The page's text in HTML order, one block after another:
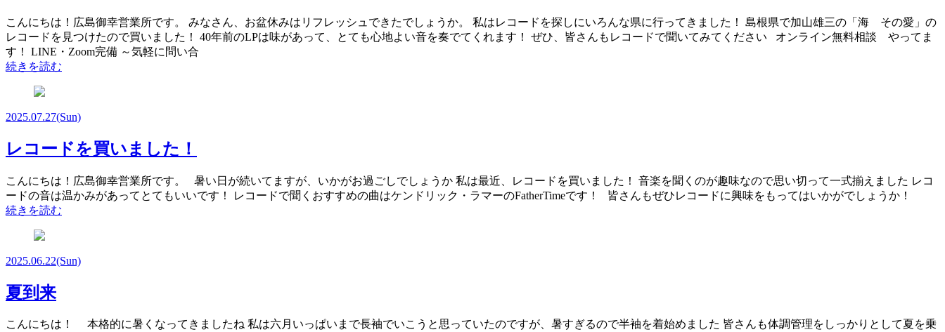
こんにちは！広島御幸営業所です。 みなさん、お盆休みはリフレッシュできたでしょうか。 私はレコードを探しにいろんな県に行ってきました！ 島根県で加山雄三の「海 その愛」の
レコードを見つけたので買いました！ 40年前のLPは味があって、とても心地よい音を奏でてくれます！ ぜひ、皆さんもレコードで聞いてみてください オンライン無料相談 やってま
す！ LINE・Zoom完備 ～気軽に問い合
続きを読む
2025.07.27(Sun)
レコードを買いました！
こんにちは！広島御幸営業所です。 暑い日が続いてますが、いかがお過ごしでしょうか 私は最近、レコードを買いました！ 音楽を聞くのが趣味なので思い切って一式揃えました レコ
ードの音は温かみがあってとてもいいです！ レコードで聞くおすすめの曲はケンドリック・ラマーのFatherTimeです！ 皆さんもぜひレコードに興味をもってはいかがでしょうか！
続きを読む
2025.06.22(Sun)
夏到来
こんにちは！ 本格的に暑くなってきましたね 私は六月いっぱいまで長袖でいこうと思っていたのですが、暑すぎるので半袖を着始めました 皆さんも体調管理をしっかりとして夏を乗